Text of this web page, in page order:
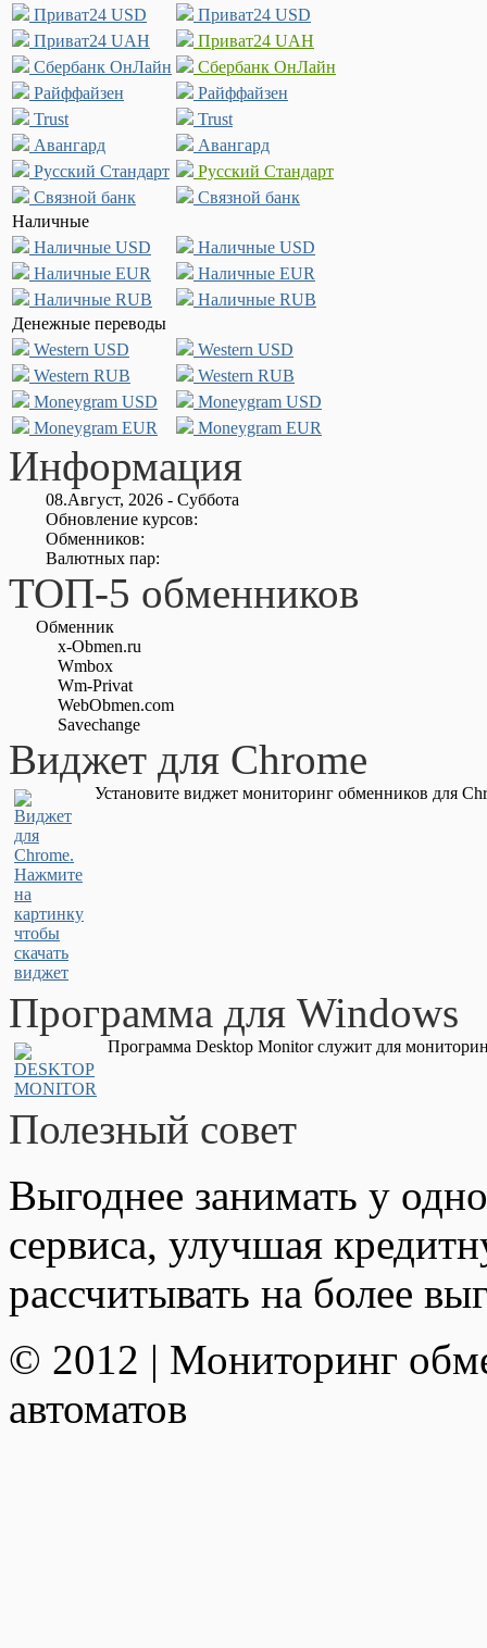
Приват24 USD
Приват24 USD
Приват24 UAH
Приват24 UAH
Сбербанк ОнЛайн
Сбербанк ОнЛайн
Райффайзен
Райффайзен
Trust
Trust
Авангард
Авангард
Русский Стандарт
Русский Стандарт
Связной банк
Связной банк
Наличные
Наличные USD
Наличные USD
Наличные EUR
Наличные EUR
Наличные RUB
Наличные RUB
Денежные переводы
Western USD
Western USD
Western RUB
Western RUB
Moneygram USD
Moneygram USD
Moneygram EUR
Moneygram EUR
Информация
08.Август, 2026 - Суббота
Обновление курсов:
Обменников:
Валютных пар:
ТОП-5 обменников
Обменник
x-Obmen.ru
Wmbox
Wm-Privat
WebObmen.com
Savechange
Виджет для Chrome
Установите виджет мониторинг обменников для
Программа для Windows
Программа Desktop Monitor служит для
Полезный совет
Выгоднее занимать у
сервиса, улучшая
рассчитывать на более
© 2012 | Мониторинг
автоматов